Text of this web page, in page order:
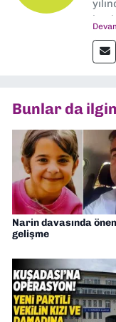
Bunlar da
Narin davasında
gelişme